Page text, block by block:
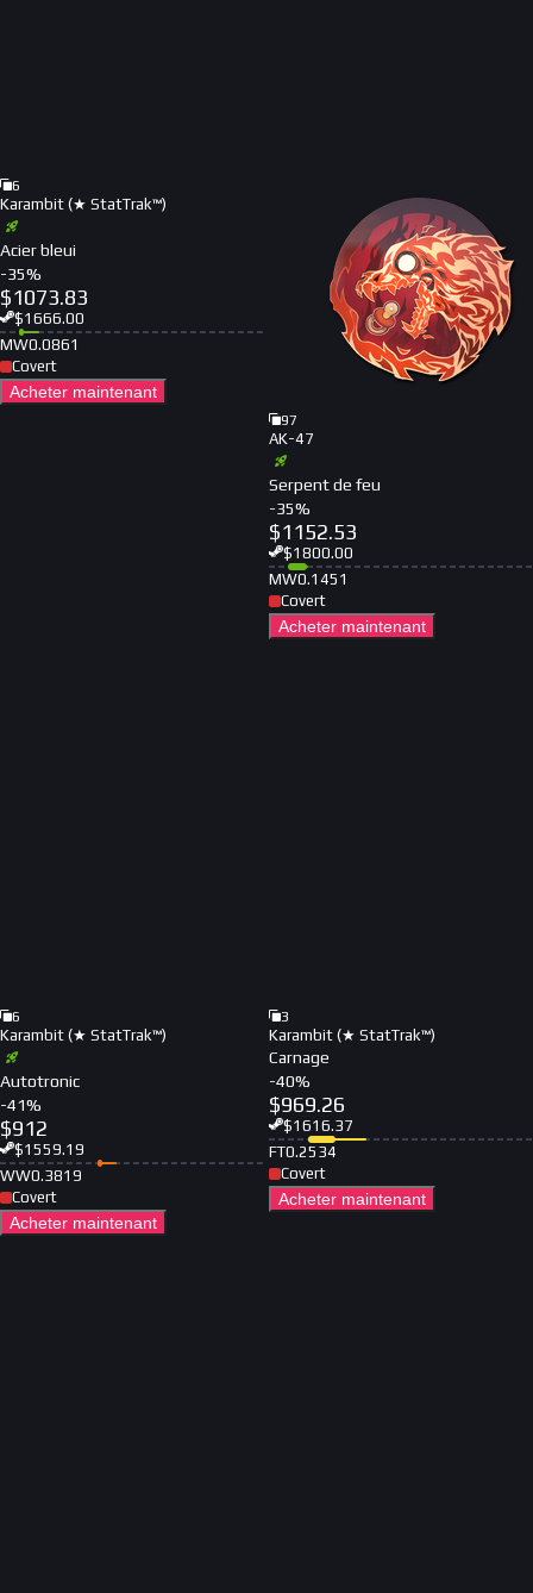
6
Karambit (★ StatTrak™)
Acier bleui
-35%
$1073.83
$1666.00
MW0.0861
Covert
Acheter maintenant
97
AK-47
Serpent de feu
-35%
$1152.53
$1800.00
MW0.1451
Covert
Acheter maintenant
6
Karambit (★ StatTrak™)
Autotronic
-41%
$912
$1559.19
WW0.3819
Covert
Acheter maintenant
3
Karambit (★ StatTrak™)
Carnage
-40%
$969.26
$1616.37
FT0.2534
Covert
Acheter maintenant